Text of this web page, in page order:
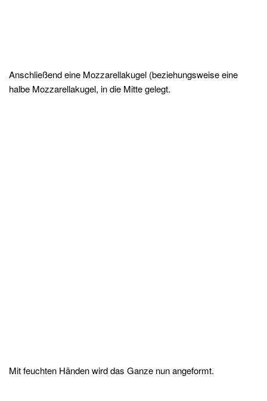
Anschließend eine Mozzarellakugel (beziehungsweise eine
halbe Mozzarellakugel, in die Mitte gelegt.
Mit feuchten Händen wird das Ganze nun angeformt.